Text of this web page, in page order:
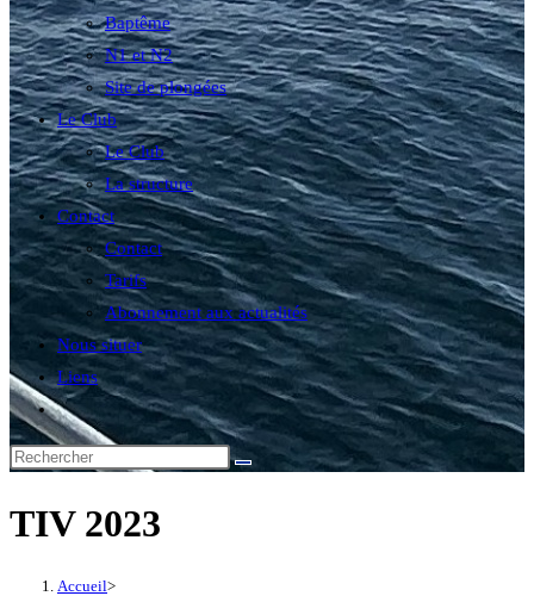
Baptême
N1 et N2
Site de plongées
Le Club
Le Club
La structure
Contact
Contact
Tarifs
Abonnement aux actualités
Nous situer
Liens
Toggle
website
search
TIV 2023
Accueil>